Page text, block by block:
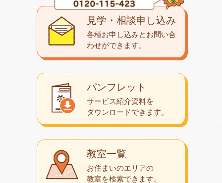
教室一覧
お住まいのエリアの
教室を検索できます。
パンフレット
サービス紹介資料を
ダウンロードできます。
見学・相談申し込み
各種お申し込みとお問い合
わせができます。